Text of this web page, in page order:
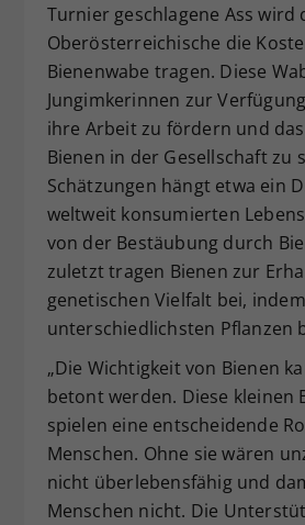
Turnier geschlagene Ass wird
Oberösterreichische die
Bienenwabe tragen. Diese
Jungimkerinnen zur
ihre Arbeit zu fördern und
Bienen in der Gesellschaft zu
Schätzungen hängt etwa ein
weltweit konsumierten
von der Bestäubung durch
zuletzt tragen Bienen zur
genetischen Vielfalt bei,
unterschiedlichsten Pflanzen
„Die Wichtigkeit von Bienen
betont werden. Diese kleinen
spielen eine entscheidende
Menschen. Ohne sie wären
nicht überlebensfähig und
Menschen nicht. Die